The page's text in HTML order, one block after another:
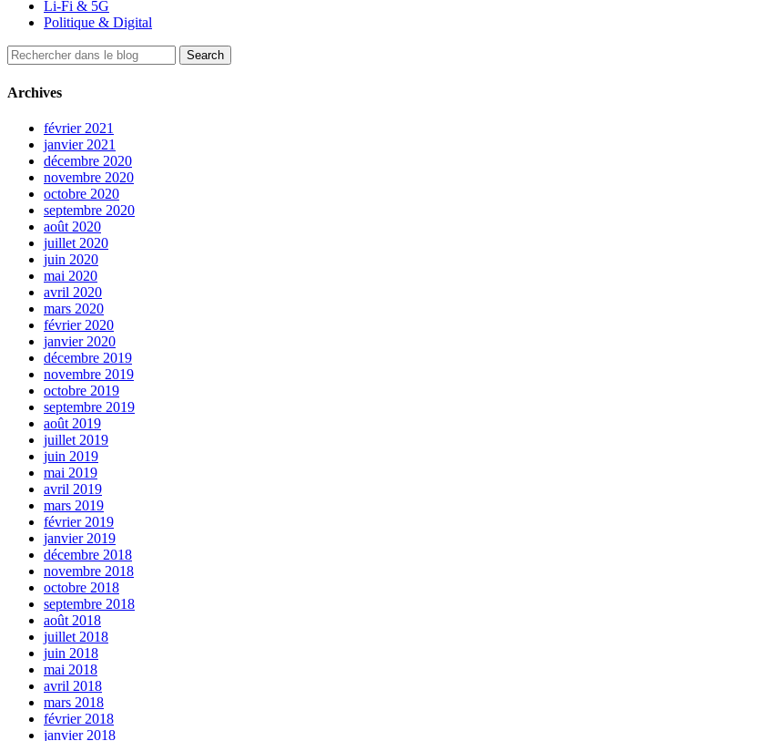
Li-Fi & 5G
Politique & Digital
Archives
février 2021
janvier 2021
décembre 2020
novembre 2020
octobre 2020
septembre 2020
août 2020
juillet 2020
juin 2020
mai 2020
avril 2020
mars 2020
février 2020
janvier 2020
décembre 2019
novembre 2019
octobre 2019
septembre 2019
août 2019
juillet 2019
juin 2019
mai 2019
avril 2019
mars 2019
février 2019
janvier 2019
décembre 2018
novembre 2018
octobre 2018
septembre 2018
août 2018
juillet 2018
juin 2018
mai 2018
avril 2018
mars 2018
février 2018
janvier 2018